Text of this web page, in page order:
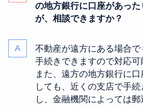
の地方銀行に口座があっ
が、相談できますか？
不動産が遠方にある場合
手続きできますので対応可
また、遠方の地方銀行に口
しても、近くの支店で手
し、金融機関によっては